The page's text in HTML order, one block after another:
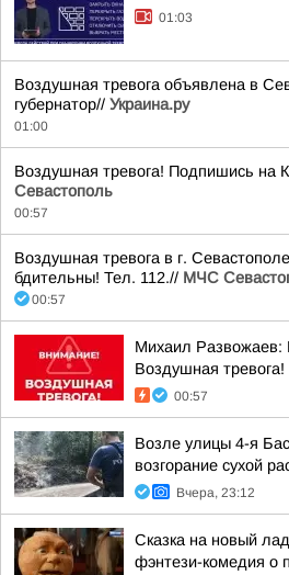
01:03
Воздушная тревога объявлена в
губернатор// Украина.ру
01:00
Воздушная тревога! Подпишись на
Севастополь
00:57
Воздушная тревога в г.
бдительны! Тел. 112.// МЧС
00:57
Михаил Развожаев:
Воздушная тревога!
00:57
Возле улицы 4-я
возгорание сухой
Вчера, 23:12
Сказка на новый
фэнтези-комедия о